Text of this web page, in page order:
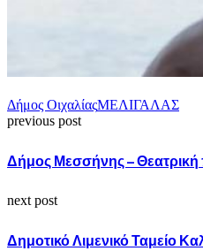
Δήμος ΟιχαλίαςΜΕΛΙΓΑΛΑΣ
previous post
Δήμος Μεσσήνης – Θεατρική
next post
Δημοτικό Λιμενικό Ταμείο